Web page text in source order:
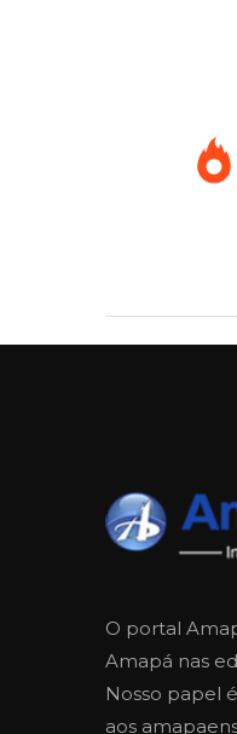
O portal
Amapá nas
Nosso papel
aos